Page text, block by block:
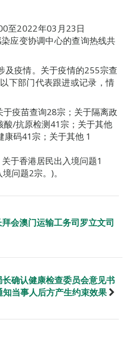
至2022年03月23日
应变协调中心的查询热线共
及疫情。关于疫情的255宗查
下部门代表跟进或记录，情
疫苗查询28宗；关于隔离政
/抗原检测41宗；关于其他
康码41宗；关于其他 1
于香港居民出入境问题1
问题2宗。)。
会澳门运输工务司罗立文司
确认健康检查委员会意见书
知当事人后方产生约束效果